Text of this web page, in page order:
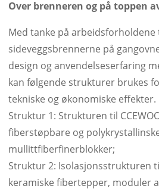
Over brenneren og på toppen
Med tanke på arbeidsforholdene
sideveggsbrennerne på
design og anvendelseserfaring
kan følgende strukturer brukes
tekniske og økonomiske effekter.
Struktur 1: Strukturen til
fiberstøpbare og
mullittfiberfinerblokker;
Struktur 2: Isolasjonsstrukturen
keramiske fibertepper, moduler